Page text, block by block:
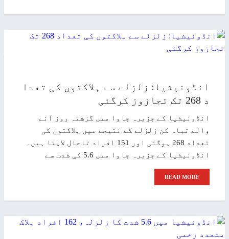
انڈونیشیا: زلزلے سے ہلاکتوں کی تعدا
د 268 تک تجازوز کرگئی
انڈونیشیا کے جزیرہ جاوا میں گزشتہ روز آنے
والے تباہ کن زلزلے کے نتیجے میں ہلاکتوں کی
تعداد 268 ہوگئی اور 151 افراد تاحال لاپتا ہیں۔
انڈونیشیا کے جزیرہ جاوا میں 5.6 کی شدت سے
READ MORE